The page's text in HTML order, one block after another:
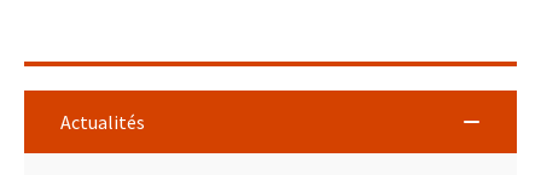
Actualités